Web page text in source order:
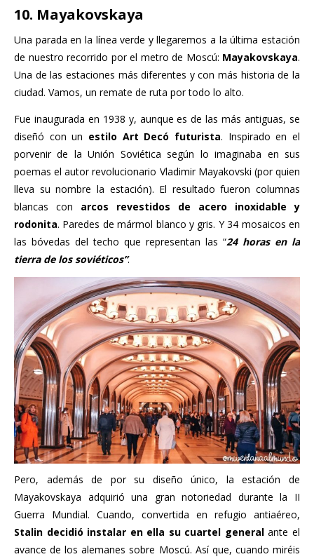
10. Mayakovskaya
Una parada en la línea verde y llegaremos a la última estación
de nuestro recorrido por el metro de Moscú: Mayakovskaya.
Una de las estaciones más diferentes y con más historia de la
ciudad. Vamos, un remate de ruta por todo lo alto.
Fue inaugurada en 1938 y, aunque es de las más antiguas, se
diseñó con un estilo Art Decó futurista. Inspirado en el
porvenir de la Unión Soviética según lo imaginaba en sus
poemas el autor revolucionario Vladimir Mayakovski (por quien
lleva su nombre la estación). El resultado fueron columnas
blancas con arcos revestidos de acero inoxidable y
rodonita. Paredes de mármol blanco y gris. Y 34 mosaicos en
las bóvedas del techo que representan las “24 horas en la
tierra de los soviéticos”.
Pero, además de por su diseño único, la estación de
Mayakovskaya adquirió una gran notoriedad durante la II
Guerra Mundial. Cuando, convertida en refugio antiaéreo,
Stalin decidió instalar en ella su cuartel generalante el
avance de los alemanes sobre Moscú. Así que, cuando miréis